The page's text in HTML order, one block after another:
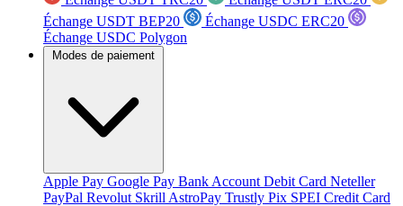
Échange USDT BEP20
Échange USDC ERC20
Échange USDC Polygon
Modes de paiement
Apple Pay Google Pay Bank Account Debit Card Neteller
PayPal Revolut Skrill AstroPay Trustly Pix SPEI Credit Card